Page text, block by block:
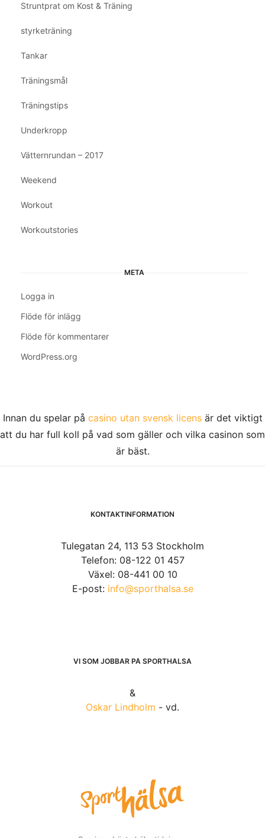
Struntprat om Kost & Träning
styrketräning
Tankar
Träningsmål
Träningstips
Underkropp
Vätternrundan – 2017
Weekend
Workout
Workoutstories
META
Logga in
Flöde för inlägg
Flöde för kommentarer
WordPress.org
Innan du spelar på casino utan svensk licensär det viktigt
att du har full koll på vad som gäller och vilka casinon som
är bäst.
KONTAKTINFORMATION
Tulegatan 24, 113 53 Stockholm
Telefon: 08-122 01 457
Växel: 08-441 00 10
E-post: info@sporthalsa.se
VI SOM JOBBAR PÅ SPORTHÄLSA
&
Oskar Lindholm - vd.